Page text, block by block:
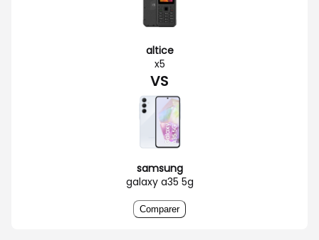
altice
x5
VS
samsung
galaxy a35 5g
Comparer